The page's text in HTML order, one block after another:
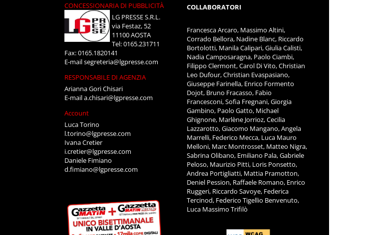
CONCESSIONARIA DI PUBBLICITÀ
LG PRESSE S.R.L.
via Festaz, 52
11100 AOSTA
Tel: 0165.231711
Fax: 0165.1820141
E-mailsegreteria@lgpresse.com
RESPONSABILE DI AGENZIA
Arianna Gori Chisari
E-maila.chisari@lgpresse.com
Account
Luca Torino
l.torino@lgpresse.com
Ivana Cretier
i.cretier@lgpresse.com
Daniele Fimiano
d.fimiano@lgpresse.com
COLLABORATORI
Francesca Arcaro, Massimo Altini,
Corrado Bellora, Nadine Blanc, Riccardo
Bortolotti, Manila Calipari, Giulia Calisti,
Nadia Camposaragna, Paolo Ciambi,
Filippo Clermont, Carol Di Vito, Christian
Leo Dufour, Christian Evaspasiano,
Giuseppe Farinella, Enrico Formento
Dojot, Bruno Fracasso, Fabio
Francesconi, Sofia Fregnani, Giorgia
Gambino, Paolo Gatto, Michael
Ghignone, Marlène Jorrioz, Cecilia
Lazzarotto, Giacomo Mangano, Angela
Marrelli, Federico Mecca, Luca Mauro
Melloni, Marc Montrosset, Matteo Nigra,
Sabrina Olibano, Emiliano Pala, Gabriele
Peloso, Maurizio Pitti, Loris Ponsetto,
Andrea Portigliatti, Mattia Pramotton,
Deniel Pession, Raffaele Romano, Enrico
Ruggeri, Riccardo Savoye, Federica
Tercinod, Federico Tigellio Benvenuto,
Luca Massimo Trifilò